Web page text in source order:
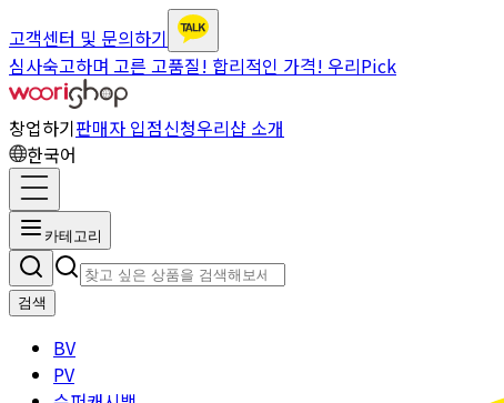
고객센터 및 문의하기
심사숙고하며 고른 고품질! 합리적인 가격! 우리Pick
창업하기판매자 입점신청우리샵 소개
한국어
카테고리
검색
BV
PV